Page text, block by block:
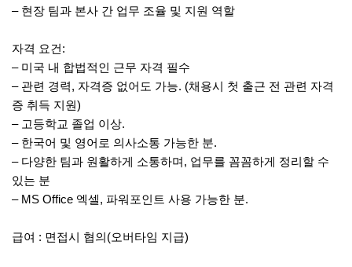
– 현장 팀과 본사 간 업무 조율 및 지원 역할
자격 요건:
– 미국 내 합법적인 근무 자격 필수
– 관련 경력, 자격증 없어도 가능. (채용시 첫 출근 전 관련 자격
증 취득 지원)
– 고등학교 졸업 이상.
– 한국어 및 영어로 의사소통 가능한 분.
– 다양한 팀과 원활하게 소통하며, 업무를 꼼꼼하게 정리할 수
있는 분
– MS Office 엑셀, 파워포인트 사용 가능한 분.
급여 : 면접시 협의(오버타임 지급)